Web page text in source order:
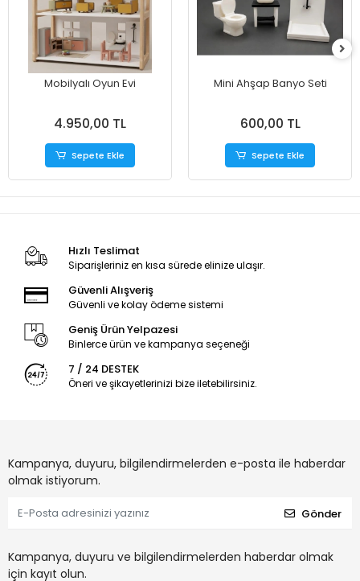
Mobilyalı Oyun Evi
4.950,00 TL
Sepete Ekle
Mini Ahşap Banyo Seti
600,00 TL
Sepete Ekle
Hızlı Teslimat
Siparişleriniz en kısa sürede elinize ulaşır.
Güvenli Alışveriş
Güvenli ve kolay ödeme sistemi
Geniş Ürün Yelpazesi
Binlerce ürün ve kampanya seçeneği
7 / 24 DESTEK
Öneri ve şikayetlerinizi bize iletebilirsiniz.
Kampanya, duyuru, bilgilendirmelerden e-posta ile haberdar
olmak istiyorum.
Gönder
Kampanya, duyuru ve bilgilendirmelerden haberdar olmak
için kayıt olun.